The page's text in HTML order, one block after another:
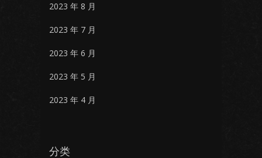
2023 年 8 月
2023 年 7 月
2023 年 6 月
2023 年 5 月
2023 年 4 月
分类